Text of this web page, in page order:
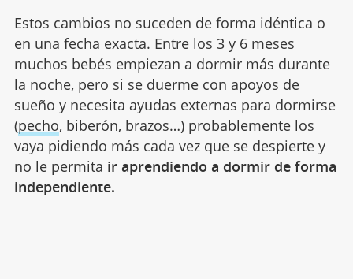
Estos cambios no suceden de forma idéntica o
en una fecha exacta. Entre los 3 y 6 meses
muchos bebés empiezan a dormir más durante
la noche, pero si se duerme con apoyos de
sueño y necesita ayudas externas para dormirse
(pecho, biberón, brazos…) probablemente los
vaya pidiendo más cada vez que se despierte y
no le permita ir aprendiendo a dormir de forma
independiente.